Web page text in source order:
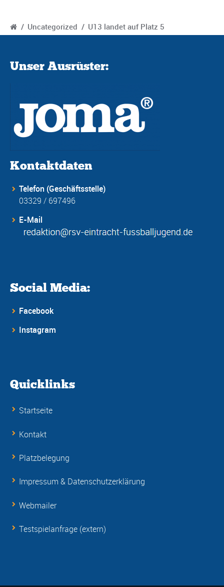
/ Uncategorized / U13 landet auf Platz 5
Unser Ausrüster:
Kontaktdaten
Telefon (Geschäftsstelle)
03329 / 697496
E-Mail
Social Media:
Facebook
Instagram
Quicklinks
Startseite
Kontakt
Platzbelegung
Impressum & Datenschutzerklärung
Webmailer
Testspielanfrage (extern)